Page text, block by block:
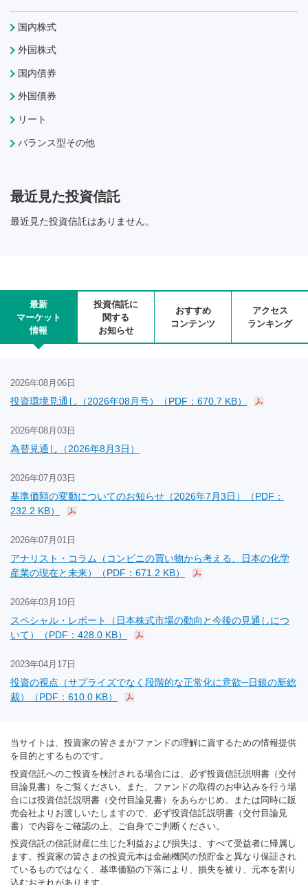
国内株式
外国株式
国内債券
外国債券
リート
バランス型その他
最近見た投資信託
最近見た投資信託はありません。
最新
マーケット
情報
投資信託に
関する
お知らせ
おすすめ
コンテンツ
アクセス
ランキング
2026年08月06日
投資環境見通し（2026年08月号）（PDF：670.7 KB）
2026年08月03日
為替見通し（2026年8月3日）
2026年07月03日
基準価額の変動についてのお知らせ（2026年7月3日）（PDF：
232.2 KB）
2026年07月01日
アナリスト・コラム（コンビニの買い物から考える、日本の化学
産業の現在と未来）（PDF：671.2 KB）
2026年03月10日
スペシャル・レポート（日本株式市場の動向と今後の見通しにつ
いて）（PDF：428.0 KB）
2023年04月17日
投資の視点（サプライズでなく段階的な正常化に意欲─日銀の新総
裁）（PDF：610.0 KB）
当サイトは、投資家の皆さまがファンドの理解に資するための情報提供
を目的とするものです。
投資信託へのご投資を検討される場合には、必ず投資信託説明書（交付
目論見書）をご覧ください。また、ファンドの取得のお申込みを行う場
合には投資信託説明書（交付目論見書）をあらかじめ、または同時に販
売会社よりお渡しいたしますので、必ず投資信託説明書（交付目論見
書）で内容をご確認の上、ご自身でご判断ください。
投資信託の信託財産に生じた利益および損失は、すべて受益者に帰属し
ます。投資家の皆さまの投資元本は金融機関の預貯金と異なり保証され
ているものではなく、基準価額の下落により、損失を被り、元本を割り
込むおそれがあります。